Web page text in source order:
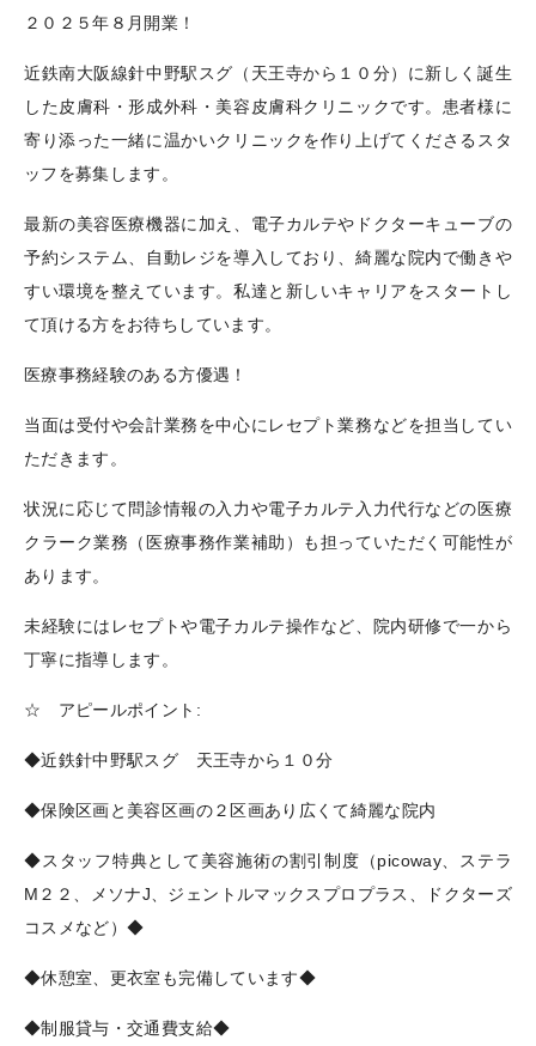
２０２５年８月開業！
近鉄南大阪線針中野駅スグ（天王寺から１０分）に新しく誕生
した皮膚科・形成外科・美容皮膚科クリニックです。患者様に
寄り添った一緒に温かいクリニックを作り上げてくださるスタ
ッフを募集します。
最新の美容医療機器に加え、電子カルテやドクターキューブの
予約システム、自動レジを導入しており、綺麗な院内で働きや
すい環境を整えています。私達と新しいキャリアをスタートし
て頂ける方をお待ちしています。
医療事務経験のある方優遇！
当面は受付や会計業務を中心にレセプト業務などを担当してい
ただきます。
状況に応じて問診情報の入力や電子カルテ入力代行などの医療
クラーク業務（医療事務作業補助）も担っていただく可能性が
あります。
未経験にはレセプトや電子カルテ操作など、院内研修で一から
丁寧に指導します。
☆ アピールポイント:
◆近鉄針中野駅スグ 天王寺から１０分
◆保険区画と美容区画の２区画あり広くて綺麗な院内
◆スタッフ特典として美容施術の割引制度（picoway、ステラ
M２２、メソナJ、ジェントルマックスプロプラス、ドクターズ
コスメなど）◆
◆休憩室、更衣室も完備しています◆
◆制服貸与・交通費支給◆